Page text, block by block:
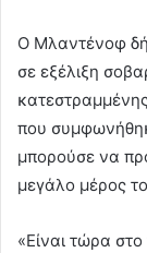
Ο Μλαντένοφ
σε εξέλιξη
που
μπορούσε να
μεγάλο μέρος
«Είναι τώρα